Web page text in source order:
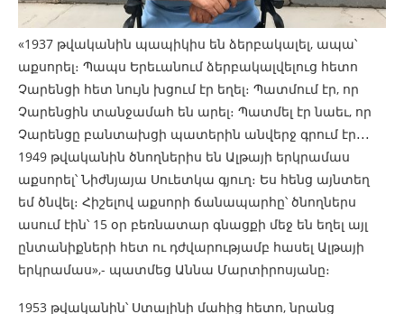
«1937 թվականին պապիկիս են ձերբակալել, ապա՝
աքսորել։ Պապս Երեւանում ձերբակալվելուց հետո
Չարենցի հետ նույն խցում էր եղել։ Պատմում էր, որ
Չարենցին տանջամահ են արել։ Պատմել էր նաեւ, որ
Չարենցը բանտախցի պատերին անվերջ գրում էր․․․
1949 թվականին ծնողներիս են Ալթայի երկրամաս
աքսորել՝ Նիժնյայա Սուետկա գյուղ։ Ես հենց այնտեղ
եմ ծնվել։ Հիշելով աքսորի ճանապարհը՝ ծնողներս
ասում էին՝ 15 օր բեռնատար գնացքի մեջ են եղել այլ
ընտանիքների հետ ու դժվարությամբ հասել Ալթայի
երկրամաս»,- պատմեց Աննա Մարտիրոսյանը։
1953 թվականին՝ Ստալինի մահից հետո, նրանց